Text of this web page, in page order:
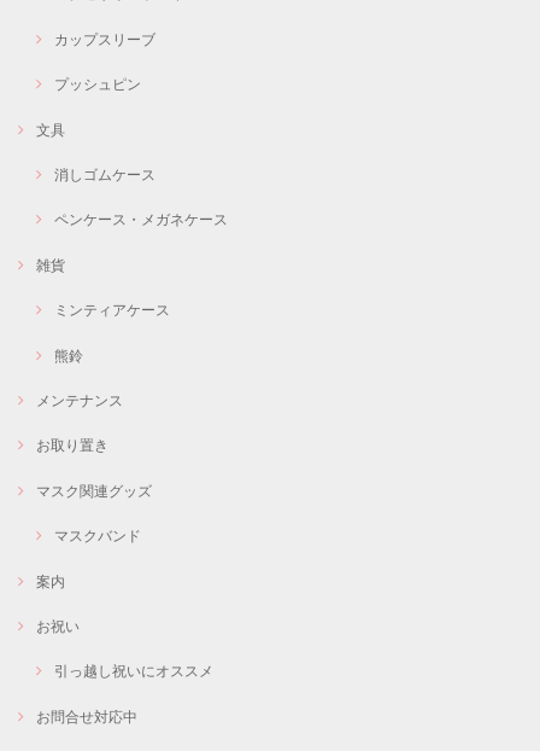
カップスリーブ
プッシュピン
文具
消しゴムケース
ペンケース・メガネケース
雑貨
ミンティアケース
熊鈴
メンテナンス
お取り置き
マスク関連グッズ
マスクバンド
案内
お祝い
引っ越し祝いにオススメ
お問合せ対応中